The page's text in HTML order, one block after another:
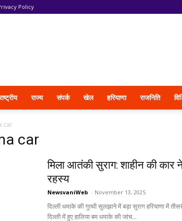
Policy
राज्य संपर्क खेल हरियाणा राजनिति
car
car
मिला आतंकी सुराग: शाहीन की कार
रहस्य
NewsvaniWeb - November 13, 2025
दिल्ली धमाके की गुत्थी सुलझाने में बड़ा सुराग हरियाणा में
दिल्ली में हुए हालिया बम धमाके की जांच...